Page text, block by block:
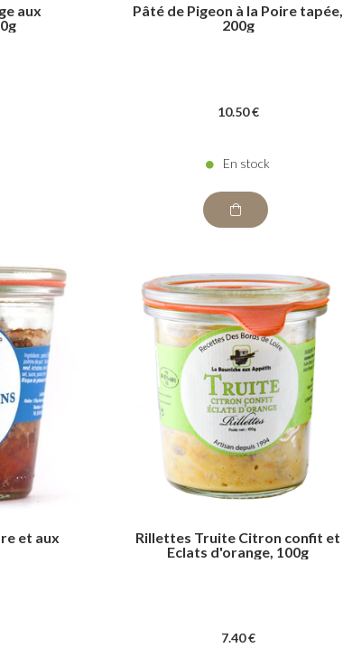
aux
Pâté de Pigeon à la Poire tapée,
200g
10.50€
En stock
et aux
Rillettes Truite Citron confit et
Eclats d'orange, 100g
7.40€